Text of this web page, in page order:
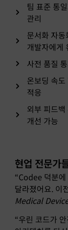
팀 표준 통
관리
문서화 자
개발자에게
사전 품질
온보딩 속
적응
외부 피드
개선 가능
현업 전문가
“Codee 덕분
달라졌어요. 이
Medical
“우린 코드가